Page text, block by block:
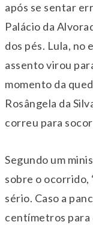
após se sentar
Palácio da
dos pés. Lula, no
assento virou
momento da
Rosângela da
correu para
Segundo um
sobre o ocorrido,
sério. Caso a
centímetros para